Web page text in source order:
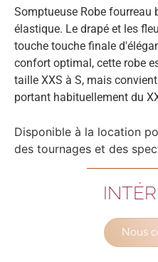
Somptueuse Robe fourreau
élastique. Le drapé et les
touche touche finale
confort optimal, cette robe
taille XXS à S, mais
portant habituellement du
Disponible à la location
des tournages et des
Nous